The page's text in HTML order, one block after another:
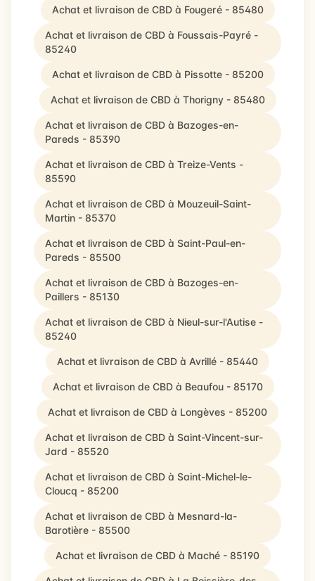
Achat et livraison de CBD à Fougeré - 85480
Achat et livraison de CBD à Foussais-Payré -
85240
Achat et livraison de CBD à Pissotte - 85200
Achat et livraison de CBD à Thorigny - 85480
Achat et livraison de CBD à Bazoges-en-
Pareds - 85390
Achat et livraison de CBD à Treize-Vents -
85590
Achat et livraison de CBD à Mouzeuil-Saint-
Martin - 85370
Achat et livraison de CBD à Saint-Paul-en-
Pareds - 85500
Achat et livraison de CBD à Bazoges-en-
Paillers - 85130
Achat et livraison de CBD à Nieul-sur-l'Autise -
85240
Achat et livraison de CBD à Avrillé - 85440
Achat et livraison de CBD à Beaufou - 85170
Achat et livraison de CBD à Longèves - 85200
Achat et livraison de CBD à Saint-Vincent-sur-
Jard - 85520
Achat et livraison de CBD à Saint-Michel-le-
Cloucq - 85200
Achat et livraison de CBD à Mesnard-la-
Barotière - 85500
Achat et livraison de CBD à Maché - 85190